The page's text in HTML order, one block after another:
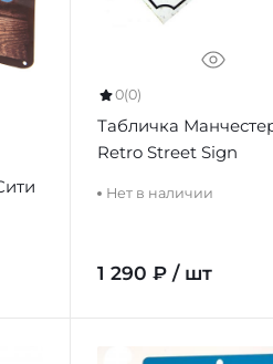
0(0)
Табличка
Retro Street Sign
Нет в наличии
1 290 ₽ / шт